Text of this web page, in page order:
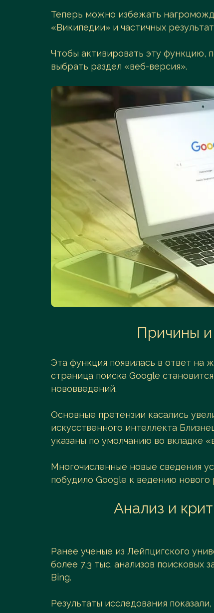
Перейти в каталог
Теперь можно избежать
«Википедии» и частичных
Чтобы активировать эту функцию,
выбрать раздел «веб-версия».
Причины и
Эта функция появилась в ответ на
страница поиска Google
нововведений.
Основные претензии касались
искусственного интеллекта
указаны по умолчанию во вкладке
Многочисленные новые сведения
побудило Google к ведению
Анализ и
Ранее ученые из Лейпцигского
более 7,3 тыс. анализов поисковых
Bing.
Результаты исследования